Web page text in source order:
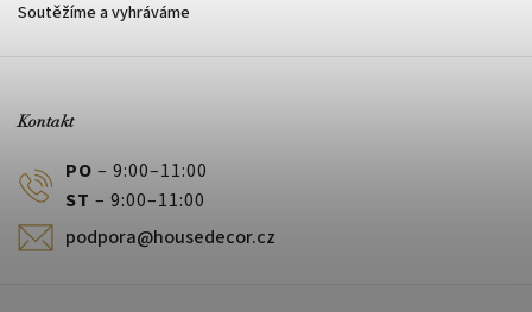
Soutěžíme a vyhráváme
Kontakt
PO – 9:00–11:00
ST – 9:00–11:00
podpora@housedecor.cz